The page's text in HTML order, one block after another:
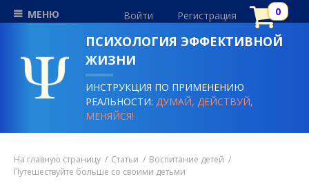
МЕНЮ Войти Регистрация
ПСИХОЛОГИЯ ЭФФЕКТИВНОЙ
ЖИЗНИ
ИНСТРУКЦИЯ ПО ПРИМЕНЕНИЮ
РЕАЛЬНОСТИ:ДУМАЙ, ДЕЙСТВУЙ,
МЕНЯЙСЯ!
На главную страницу Статьи
Воспитание детей
Путешествуйте больше со своими детьми